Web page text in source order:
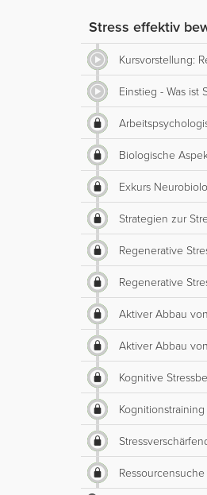
Stress effektiv
Kursvorstellung:
Einstieg - Was ist
Biologische
Exkurs
Strategien zur
Regenerative
Regenerative
Aktiver Abbau
Aktiver Abbau
Kognitive